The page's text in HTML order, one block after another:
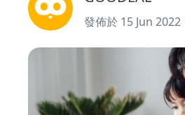
發佈於 15 Jun 2022